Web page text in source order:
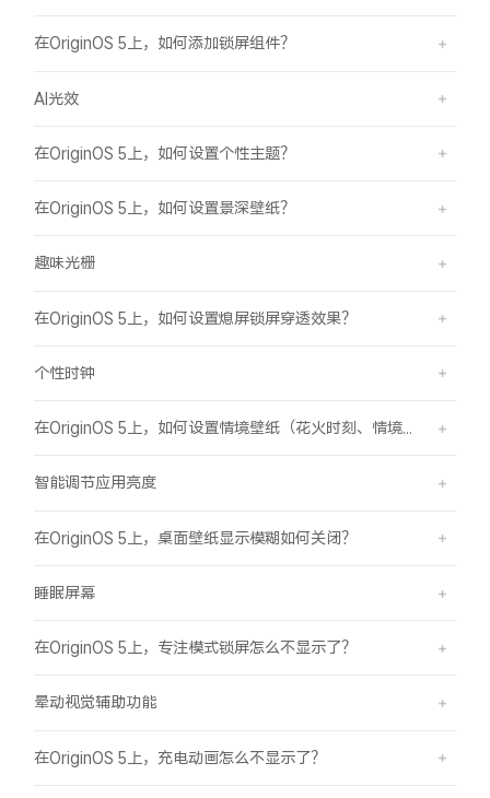
在OriginOS 5上，如何添加锁屏组件？
AI光效
在OriginOS 5上，如何设置个性主题？
在OriginOS 5上，如何设置景深壁纸？
趣味光栅
在OriginOS 5上，如何设置熄屏锁屏穿透效果？
个性时钟
智能调节应用亮度
在OriginOS 5上，桌面壁纸显示模糊如何关闭？
睡眠屏幕
在OriginOS 5上，专注模式锁屏怎么不显示了？
晕动视觉辅助功能
在OriginOS 5上，充电动画怎么不显示了？